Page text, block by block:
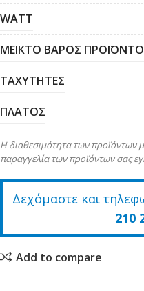
WATT
ΜΕΙΚΤΟ ΒΑΡΟΣ
ΤΑΧΥΤΗΤΕΣ
ΠΛΑΤΟΣ
Η διαθεσιμότητα των προϊόντων
παραγγελία των προϊόντων σας
Δεχόμαστε και
210
Add to compare